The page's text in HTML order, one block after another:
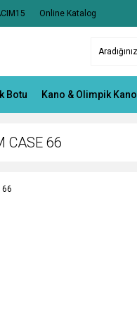
Online Katalog
Botu Kano & Olimpik Kano
CASE 66